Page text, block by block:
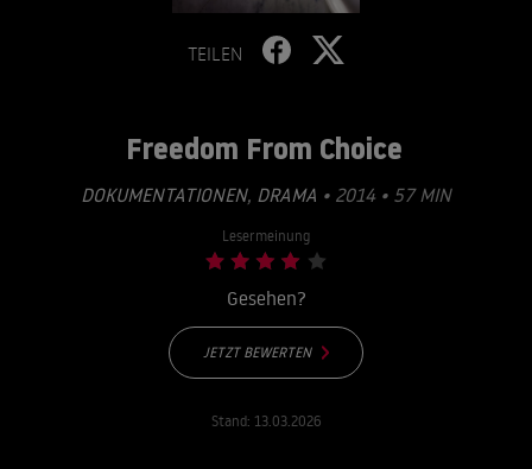
TEILEN
Freedom From Choice
DOKUMENTATIONEN, DRAMA • 2014 • 57 MIN
Lesermeinung
Gesehen?
JETZT BEWERTEN
Stand: 13.03.2026